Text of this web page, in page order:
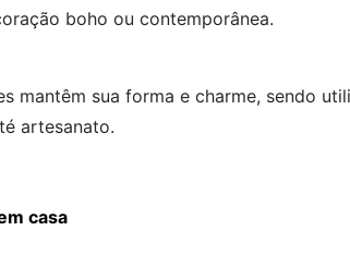
boho ou contemporânea.
mantêm sua forma e charme, sendo
artesanato.
casa